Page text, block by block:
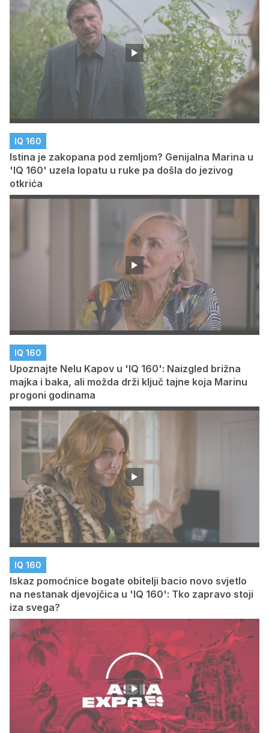
IQ 160
Istina je zakopana pod zemljom? Genijalna Marina u
'IQ 160' uzela lopatu u ruke pa došla do jezivog
otkrića
IQ 160
Upoznajte Nelu Kapov u 'IQ 160': Naizgled brižna
majka i baka, ali možda drži ključ tajne koja Marinu
progoni godinama
IQ 160
Iskaz pomoćnice bogate obitelji bacio novo svjetlo
na nestanak djevojčica u 'IQ 160': Tko zapravo stoji
iza svega?